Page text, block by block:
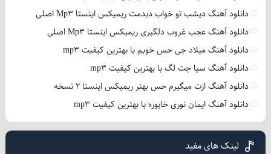
دانلود آهنگ دیشب تو خواب دیدمت ریمیکس اینستا Mp3 اصلی
دانلود آهنگ عجب غروب دلگیری ریمیکس اینستا Mp3 اصلی
دانلود آهنگ میلاد جی حس خوبم با بهترین کیفیت mp3
دانلود آهنگ سیا جت لگ با بهترین کیفیت mp3
دانلود آهنگ ازت میگیرم حس بهتر ریمیکس اینستا 2 نسخه
دانلود آهنگ ایمان نوری خاپوره با بهترین کیفیت mp3
لینک های مفید